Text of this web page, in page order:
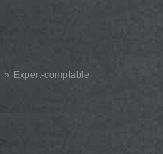
Expert-comptable